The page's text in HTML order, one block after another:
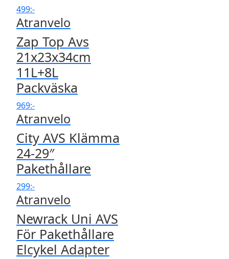
499:-
Atranvelo
Zap Top Avs
21x23x34cm
11L+8L
Packväska
969:-
Atranvelo
City AVS Klämma
24-29″
Pakethållare
299:-
Atranvelo
Newrack Uni AVS
För Pakethållare
Elcykel Adapter